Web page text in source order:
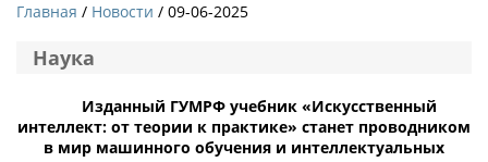
Главная Новости / 09-06-2025
Наука
Изданный ГУМРФ учебник «Искусственный
интеллект: от теории к практике» станет проводником
в мир машинного обучения и интеллектуальных